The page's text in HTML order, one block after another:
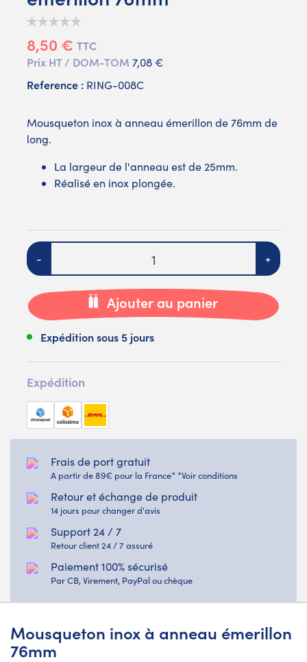
8,50 € TTC
Prix HT / DOM-TOM 7,08 €
Reference : RING-008C
Mousqueton inox à anneau émerillon de 76mm de
long.
La largeur de l'anneau est de 25mm.
Réalisé en inox plongée.
Quantité
- +
Ajouter au panier
Expédition sous 5 jours
Expédition
Frais de port gratuit
A partir de 89€ pour la France* *Voir conditions
Retour et échange de produit
14 jours pour changer d'avis
Support 24 / 7
Retour client 24 / 7 assuré
Paiement 100% sécurisé
Par CB, Virement, PayPal ou chèque
Mousqueton inox à anneau émerillon
76mm